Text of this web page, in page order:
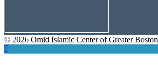
© 2026 Omid Islamic Center of Greater Boston